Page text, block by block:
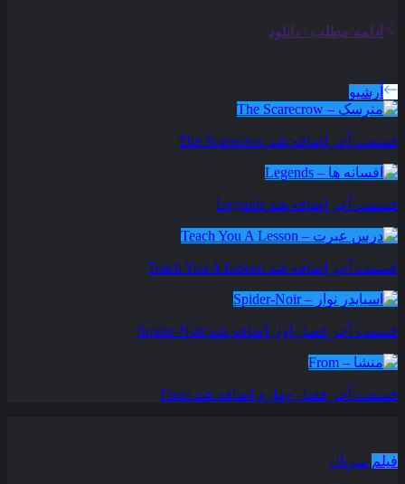
ادامه مطلب / دانلود
آرشیو
قسمت آخر اضافه شد The Scarecrow
قسمت آخر اضافه شد Legends
قسمت آخر اضافه شد Teach You A Lesson
قسمت آخر فصل اول اضافه شد Spider-Noir
قسمت آخر فصل چهارم اضافه شد From
فیلم سریال